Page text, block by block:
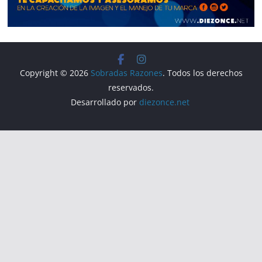
Copyright © 2026 Sobradas Razones. Todos los derechos
reservados.
Desarrollado por diezonce.net